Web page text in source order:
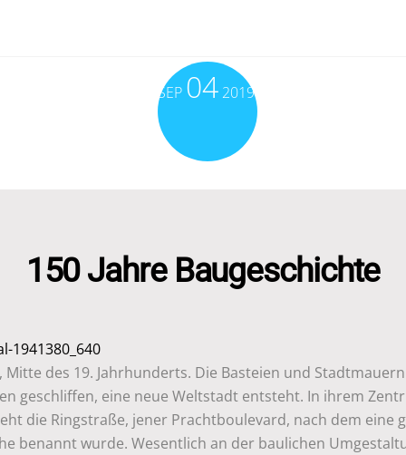
SEP 04 2019
150 Jahre Baugeschichte
Mitte des 19. Jahrhunderts. Die Basteien und Stadtmauern
geschliffen, eine neue Weltstadt entsteht. In ihrem
die Ringstraße, jener Prachtboulevard, nach dem eine
benannt wurde. Wesentlich an der baulichen